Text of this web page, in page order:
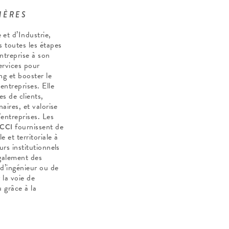
d’Industrie,
toutes les étapes
à son
pour
et booster le
Elle
de clients,
et valorise
Les
CCI fournissent de
et territoriale à
institutionnels
des
ou de
voie de
grâce à la